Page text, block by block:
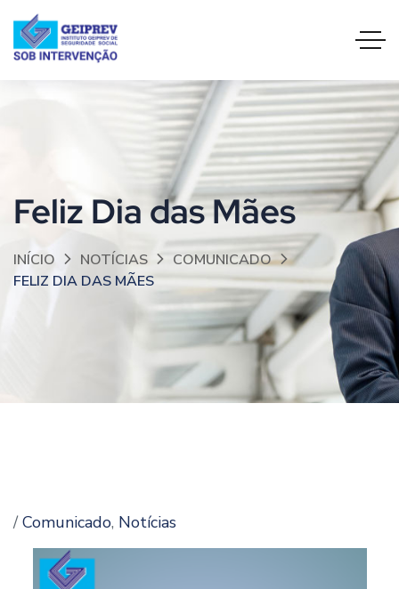
Feliz Dia das Mães
INÍCIO NOTÍCIAS
COMUNICADO
FELIZ DIA DAS MÃES
/Comunicado, Notícias